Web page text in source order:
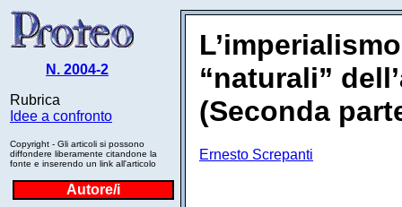
N. 2004-2
Rubrica
Idee a confronto
Copyright - Gli articoli si possono
diffondere liberamente citandone la
fonte e inserendo un link all'articolo
Autore/i
“naturali”
(Seconda
Ernesto Screpanti